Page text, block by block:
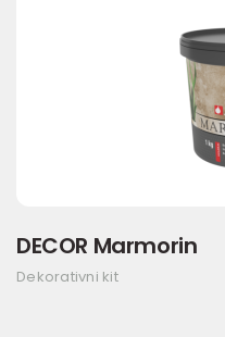
DECOR Marmorin
Dekorativni kit